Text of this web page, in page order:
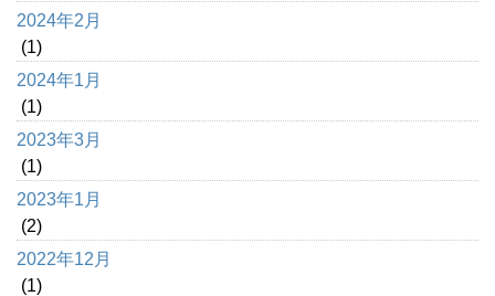
2024年2月
(1)
2024年1月
(1)
2023年3月
(1)
2023年1月
(2)
2022年12月
(1)